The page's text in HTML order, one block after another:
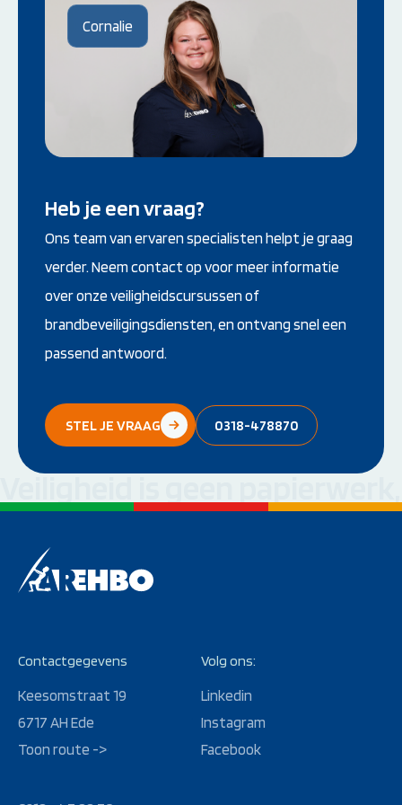
Cornalie
Heb je een vraag?
Ons team van ervaren specialisten helpt je graag
verder. Neem contact op voor meer informatie
over onze veiligheidscursussen of
brandbeveiligingsdiensten, en ontvang snel een
passend antwoord.
STEL JE VRAAG 0318-478870
Contactgegevens
Keesomstraat 19
6717 AH Ede
Toon route ->
Volg ons:
Linkedin
Instagram
Facebook